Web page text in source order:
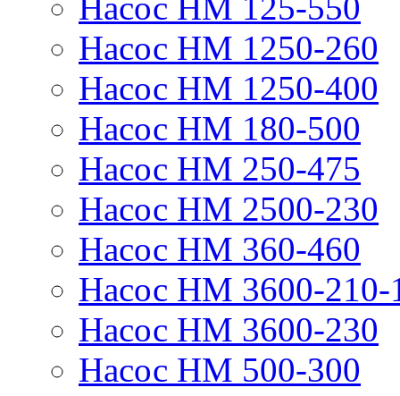
Насос НМ 1250-260
Насос НМ 1250-400
Насос НМ 180-500
Насос НМ 250-475
Насос НМ 2500-230
Насос НМ 360-460
Насос НМ 3600-210-
Насос НМ 3600-230
Насос НМ 500-300